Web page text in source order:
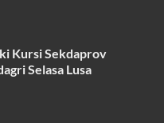
Kursi Sekdaprov
Selasa Lusa